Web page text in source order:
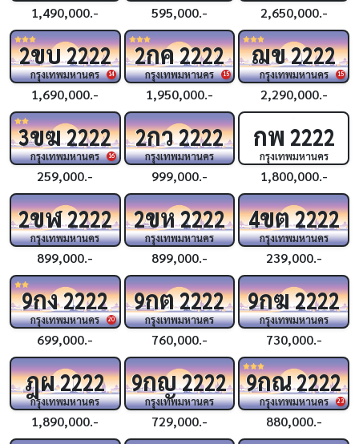
1,490,000.- 595,000.- 2,650,000.-
14
2ขบ2222
กรุงเทพมหานคร
1,690,000.-
15
2กค2222
กรุงเทพมหานคร
1,950,000.-
15
ฌข2222
กรุงเทพมหานคร
2,290,000.-
16
3ขฆ2222
กรุงเทพมหานคร
259,000.-
2กว2222
กรุงเทพมหานคร
999,000.-
กพ 2222
กรุงเทพมหานคร
1,800,000.-
2ขฬ2222
กรุงเทพมหานคร
899,000.-
2ขห2222
กรุงเทพมหานคร
899,000.-
4ขต2222
กรุงเทพมหานคร
239,000.-
20
9กง2222
กรุงเทพมหานคร
699,000.-
9กต2222
กรุงเทพมหานคร
760,000.-
9กฆ2222
กรุงเทพมหานคร
730,000.-
ฎผ2222
กรุงเทพมหานคร
1,890,000.-
9กญ2222
กรุงเทพมหานคร
729,000.-
23
9กณ2222
กรุงเทพมหานคร
880,000.-